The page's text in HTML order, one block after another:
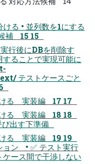
る • 並列数を1にする
補 15 15
行後にDBを削除す
ることで実現可能に
テストケースごと
ける 実装編 17 17
ける 実装編 18 18
出す下準備
ける 実装編 19 19
ョン • ✅ テスト実行
ケース間で干渉しない